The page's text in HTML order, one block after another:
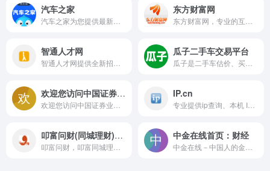
汽车之家 东方财富网
智通人才网 瓜子二手车交易平台
欢迎您访问中国证券业协会网站 IP.cn
叩富问财(同城理财)：理财前问一问，不踩坑 中金在线首页：财经